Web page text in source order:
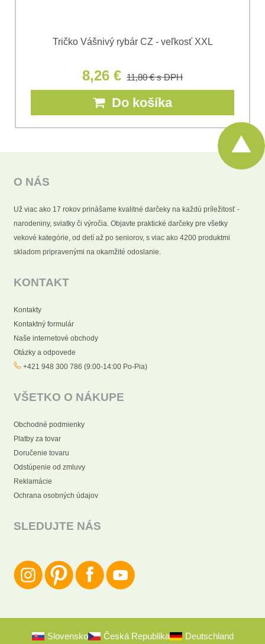
Tričko Vášnivý rybár CZ - veľkosť XXL
8,26 € 11,80 €s DPH
Do košíka
O NÁS
Už viac ako 17 rokov prinášame kvalitné darčeky na každú príležitosť -
narodeniny, sviatky či výročia. Objavte praktické darčeky pre všetky
vekové kategórie, od detí až po seniorov, s viac ako 4200 produktmi
skladom pripravenými na okamžité odoslanie.
KONTAKT
Kontakty
Kontaktný formulár
Naše internetové obchody
Otázky a odpovede
+421 948 300 786 (9:00-14:00 Po-Pia)
VŠETKO O NÁKUPE
Obchodné podmienky
Platby za tovar
Doručenie tovaru
Odstúpenie od zmluvy
Reklamácie
Ochrana osobných údajov
SLEDUJTE NÁS
Slovensko Česká Republika Deutschland